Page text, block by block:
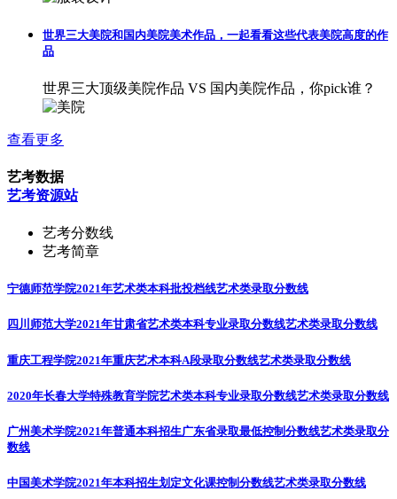
世界三大美院和国内美院美术作品，一起看看这些代表美院高度的作
品
世界三大顶级美院作品 VS 国内美院作品，你pick谁？
查看更多
艺考数据
艺考资源站
艺考分数线
艺考简章
宁德师范学院2021年艺术类本科批投档线艺术类录取分数线
四川师范大学2021年甘肃省艺术类本科专业录取分数线艺术类录取分数线
重庆工程学院2021年重庆艺术本科A段录取分数线艺术类录取分数线
2020年长春大学特殊教育学院艺术类本科专业录取分数线艺术类录取分数线
广州美术学院2021年普通本科招生广东省录取最低控制分数线艺术类录取分
数线
中国美术学院2021年本科招生划定文化课控制分数线艺术类录取分数线